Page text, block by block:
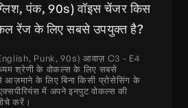
पंक, 90s) वॉइस चेंजर किस
रेंज के लिए सबसे उपयुक्त है?
Punk, 90s) आवाज़ C3 - E4
श्रेणी के वोकल्स के लिए सबसे
के लिए बिना किसी प्रोसेसिंग के
में अपने इनपुट वोकल्स की
करें।